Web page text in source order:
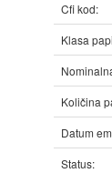
Cfi kod:
Klasa
Količina
Datum
Status: